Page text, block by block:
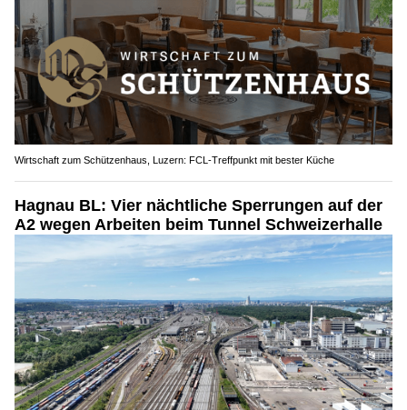
Wirtschaft zum Schützenhaus, Luzern: FCL-Treffpunkt mit bester Küche
Hagnau BL: Vier nächtliche Sperrungen auf der
A2 wegen Arbeiten beim Tunnel Schweizerhalle